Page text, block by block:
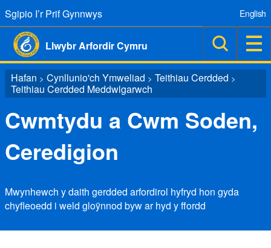
Sgipio I’r Prif Gynnwys
Llwybr Arfordir Cymru
English
Hafan > Cynllunio'ch Ymweliad > Teithiau Cerdded >
Teithiau Cerdded Meddwlgarwch
Cwmtydu a Cwm Soden,
Ceredigion
Mwynhewch y daith gerdded arfordirol hyfryd hon gyda
chyfleoedd i weld gloÿnnod byw ar hyd y ffordd